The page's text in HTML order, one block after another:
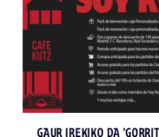
GAUR IREKIKO DA